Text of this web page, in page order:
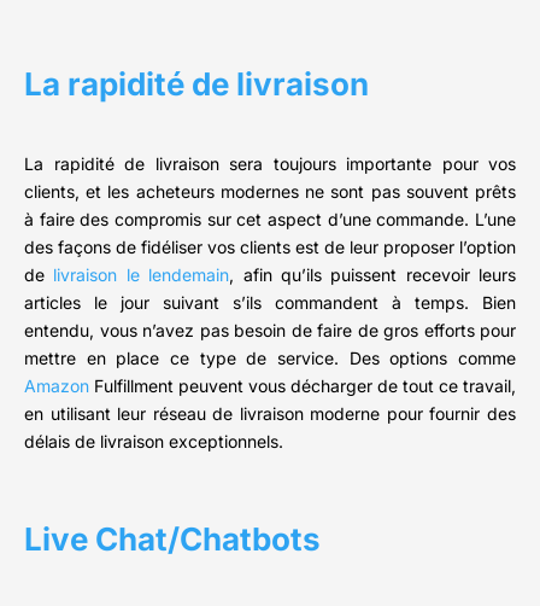
La rapidité de livraison
La rapidité de livraison sera toujours importante pour vos
clients, et les acheteurs modernes ne sont pas souvent prêts
à faire des compromis sur cet aspect d’une commande. L’une
des façons de fidéliser vos clients est de leur proposer l’option
de livraison le lendemain, afin qu’ils puissent recevoir leurs
articles le jour suivant s’ils commandent à temps. Bien
entendu, vous n’avez pas besoin de faire de gros efforts pour
mettre en place ce type de service. Des options comme
Amazon Fulfillment peuvent vous décharger de tout ce travail,
en utilisant leur réseau de livraison moderne pour fournir des
délais de livraison exceptionnels.
Live Chat/Chatbots